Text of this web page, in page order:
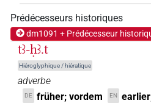
Prédécesseurs historiques
dm1091 + Prédécesseur
tꜣ-ḥꜣ.t
Hiéroglyphique / hiératique
adverbe
DE früher; vordem EN